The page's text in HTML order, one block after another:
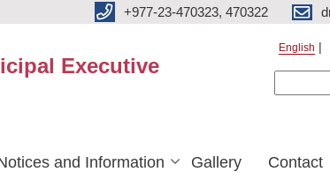
+977-23-470323, 470322
Executive
English
and Information Gallery Contact